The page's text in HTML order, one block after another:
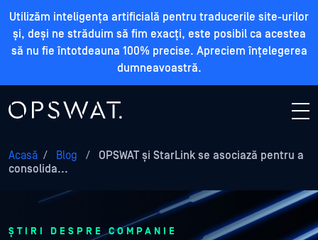
Utilizăm inteligența artificială pentru traducerile site-urilor
și, deși ne străduim să fim exacți, este posibil ca acestea
să nu fie întotdeauna 100% precise. Apreciem înțelegerea
dumneavoastră.
Acasă / Blog /
OPSWAT și StarLink se asociază pentru a
consolida...
ȘTIRI DESPRE COMPANIE